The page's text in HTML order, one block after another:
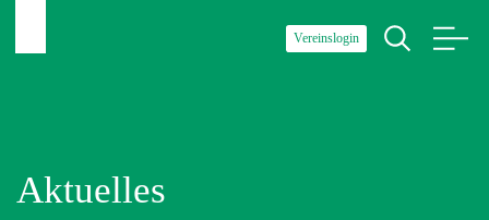
Vereinslogin
Aktuelles